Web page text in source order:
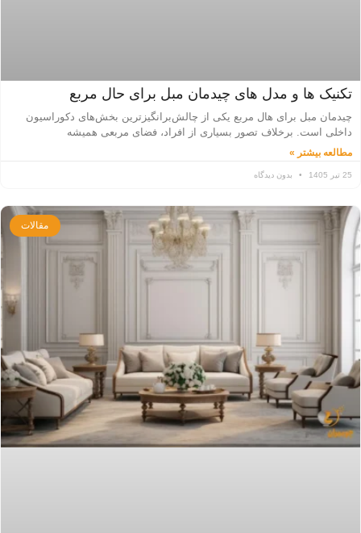
تکنیک ها و مدل های چیدمان مبل برای حال مربع
چیدمان مبل برای هال مربع یکی از چالش‌برانگیزترین بخش‌های دکوراسیون
داخلی است. برخلاف تصور بسیاری از افراد، فضای مربعی همیشه
مطالعه بیشتر »
25 تیر 1405 بدون دیدگاه
مقالات